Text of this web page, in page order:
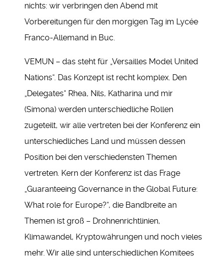
nichts: wir verbringen den Abend mit
Vorbereitungen für den morgigen Tag im Lycée
Franco-Allemand in Buc.
VEMUN – das steht für „Versailles Model United
Nations“. Das Konzept ist recht komplex. Den
„Delegates“ Rhea, Nils, Katharina und mir
(Simona) werden unterschiedliche Rollen
zugeteilt, wir alle vertreten bei der Konferenz ein
unterschiedliches Land und müssen dessen
Position bei den verschiedensten Themen
vertreten. Kern der Konferenz ist das Frage
„Guaranteeing Governance in the Global Future:
What role for Europe?“, die Bandbreite an
Themen ist groß – Drohnenrichtlinien,
Klimawandel, Kryptowährungen und noch vieles
mehr. Wir alle sind unterschiedlichen Komitees